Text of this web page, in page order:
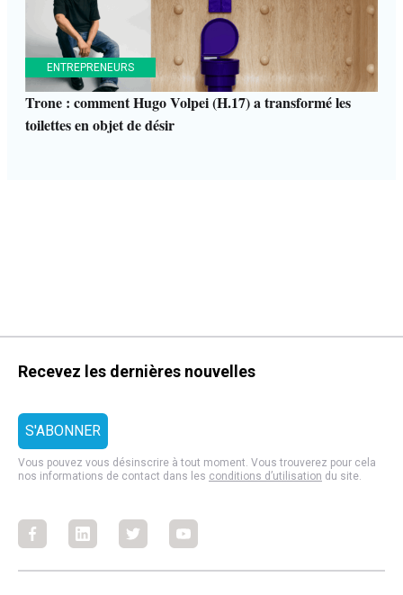
ENTREPRENEURS
Trone : comment Hugo Volpei (H.17) a transformé les
toilettes en objet de désir
Recevez les dernières nouvelles
Vous pouvez vous désinscrire à tout moment. Vous trouverez pour cela
nos informations de contact dans les conditions d’utilisation du site.
FacebookFacebookFacebookFacebook